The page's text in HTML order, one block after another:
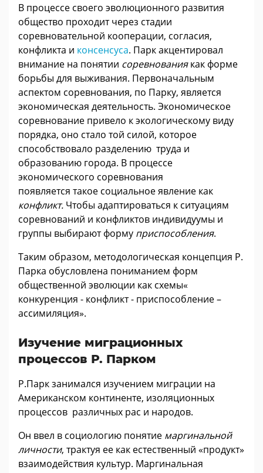
В процессе своего эволюционного развития
общество проходит через стадии
соревновательной кооперации, согласия,
конфликта и консенсуса. Парк акцентировал
внимание на понятии соревнованиякак форме
борьбы для выживания. Первоначальным
аспектом соревнования, по Парку, является
экономическая деятельность. Экономическое
соревнование привело к экологическому виду
порядка, оно стало той силой, которое
способствовало разделению труда и
образованию города. В процессе
экономического соревнования
появляется такое социальное явление как
конфликт. Чтобы адаптироваться к ситуациям
соревнований и конфликтов индивидуумы и
группы выбирают форму приспособления.
Таким образом, методологическая концепция Р.
Парка обусловлена пониманием форм
общественной эволюции как схемы«
конкуренция - конфликт - приспособление –
ассимиляция».
Изучение миграционных
процессов Р. Парком
Р.Парк занимался изучением миграции на
Американском континенте, изоляционных
процессов различных рас и народов.
Он ввел в социологию понятие маргинальной
личности, трактуя ее как естественный «продукт»
взаимодействия культур. Маргинальная